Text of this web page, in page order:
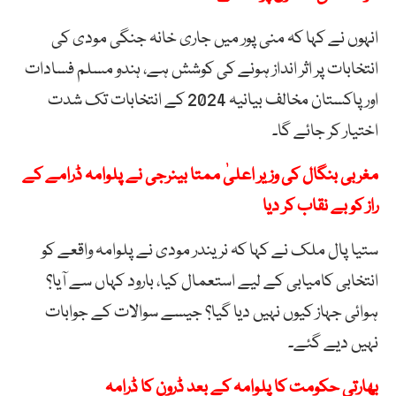
انہوں نے کہا کہ منی پور میں جاری خانہ جنگی مودی کی
انتخابات پر اثر انداز ہونے کی کوشش ہے، ہندو مسلم فسادات
اور پاکستان مخالف بیانیہ 2024 کے انتخابات تک شدت
اختیار کر جائے گا۔
مغربی بنگال کی وزیر اعلیٰ ممتا بینرجی نے پلوامہ ڈرامے کے
راز کو بے نقاب کر دیا
ستیا پال ملک نے کہا کہ نریندر مودی نے پلوامہ واقعے کو
انتخابی کامیابی کے لیے استعمال کیا، بارود کہاں سے آیا؟
ہوائی جہاز کیوں نہیں دیا گیا؟ جیسے سوالات کے جوابات
نہیں دیے گئے۔
بھارتی حکومت کا پلوامہ کے بعد ڈرون کا ڈرامہ